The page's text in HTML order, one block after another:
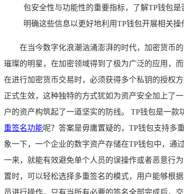
包安全性与功能性的重要指标，了解TP钱包
明确这些信息以更好地利用TP钱包开展相关操
在当今数字化浪潮汹涌澎湃的时代，加密货币
璀璨的明星，在加密领域得到了极为广泛的应用，
在进行加密货币交易时，必须获得多个私钥的授权
正式生效，这种独特的方式犹如为资产安全加上了
户的资产构筑起了一道坚实的防线。 TP钱包是一
重签名功能呢？答案是毋庸置疑的，TP钱包支持多
象一下，一个企业的数字资产存储在TP钱包中，通
一来，就能有效避免单个人员的误操作或者恶意行
置时，可以轻松选择多重签名的模式，用户能够根
员进行操作，只有当所有必要的签名全部完成后，